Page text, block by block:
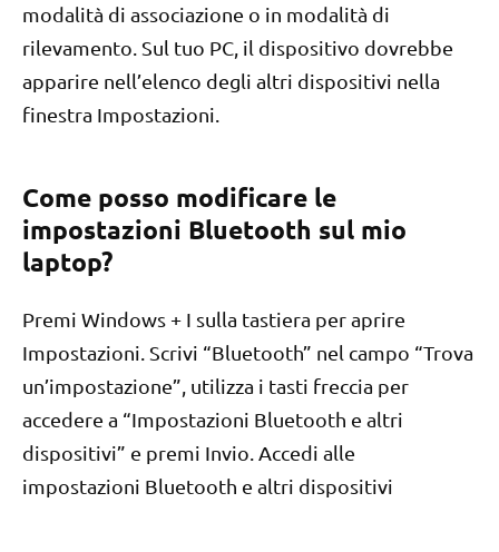
modalità di associazione o in modalità di
rilevamento. Sul tuo PC, il dispositivo dovrebbe
apparire nell’elenco degli altri dispositivi nella
finestra Impostazioni.
Come posso modificare le
impostazioni Bluetooth sul mio
laptop?
Premi Windows + I sulla tastiera per aprire
Impostazioni. Scrivi “Bluetooth” nel campo “Trova
un’impostazione”, utilizza i tasti freccia per
accedere a “Impostazioni Bluetooth e altri
dispositivi” e premi Invio. Accedi alle
impostazioni Bluetooth e altri dispositivi